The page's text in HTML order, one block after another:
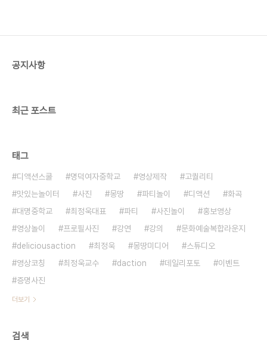
'변신'이였고 주제는 '몸을 자유롭게 바꾸는 능력'이
공지사항
최근 포스트
태그
디액션스쿨 명덕여자중학교 영상제작
고퀄리티
맛있는놀이터
사진 몽땅 파티놀이 디액션
화곡
대명중학교
최정욱대표 파티 사진놀이
홍보영상
영상놀이
프로필사진 강연 강의
문화예술복합라운지
deliciousaction
최정욱 몽땅미디어
스튜디오
영상코칭
최정욱교수 daction 데일리포토
이벤트
증명사진
더보기
검색